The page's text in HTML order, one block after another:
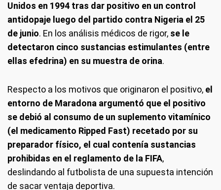
Unidos en 1994 tras dar positivo en un control
antidopaje luego del partido contra Nigeria el 25
de junio. En los análisis médicos de rigor, se le
detectaron cinco sustancias estimulantes (entre
ellas efedrina) en su muestra de orina.
Respecto a los motivos que originaron el positivo, el
entorno de Maradona argumentó que el positivo
se debió al consumo de un suplemento vitamínico
(el medicamento Ripped Fast) recetado por su
preparador físico, el cual contenía sustancias
prohibidas en el reglamento de la FIFA,
deslindando al futbolista de una supuesta intención
de sacar ventaja deportiva.